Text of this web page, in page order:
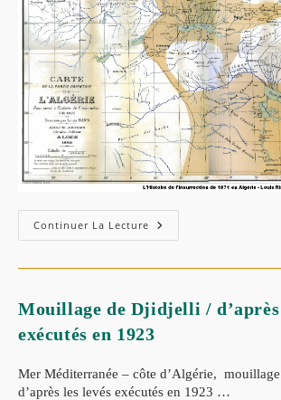
Continuer La Lecture Carte
De
De
1871
Mouillage de Djidjelli / d’après
exécutés en 1923
Mer Méditerranée – côte d’Algérie,
d’après les levés exécutés en 1923 …